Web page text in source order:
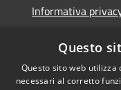
Informativa
Dichiarazione di
Questo
Questo sito web
necessari al corretto